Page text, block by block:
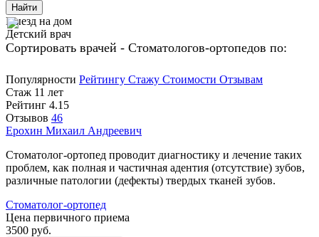
Найти
Выезд на дом
Детский врач
Сортировать врачей - Стоматологов-ортопедов по:
Популярности Рейтингу Стажу Стоимости Отзывам
Стаж 11 лет
Рейтинг 4.15
Отзывов 46
Ерохин Михаил Андреевич
Стоматолог-ортопед проводит диагностику и лечение таких
проблем, как полная и частичная адентия (отсутствие) зубов,
различные патологии (дефекты) твердых тканей зубов.
Стоматолог-ортопед
Цена первичного приема
3500 руб.